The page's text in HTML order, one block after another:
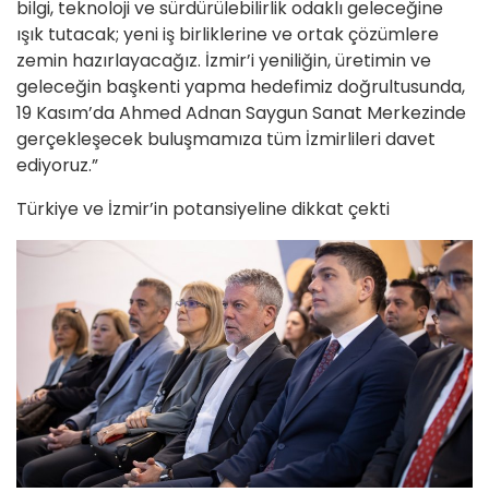
bilgi, teknoloji ve sürdürülebilirlik odaklı geleceğine
ışık tutacak; yeni iş birliklerine ve ortak çözümlere
zemin hazırlayacağız. İzmir’i yeniliğin, üretimin ve
geleceğin başkenti yapma hedefimiz doğrultusunda,
19 Kasım’da Ahmed Adnan Saygun Sanat Merkezinde
gerçekleşecek buluşmamıza tüm İzmirlileri davet
ediyoruz.”
Türkiye ve İzmir’in potansiyeline dikkat çekti